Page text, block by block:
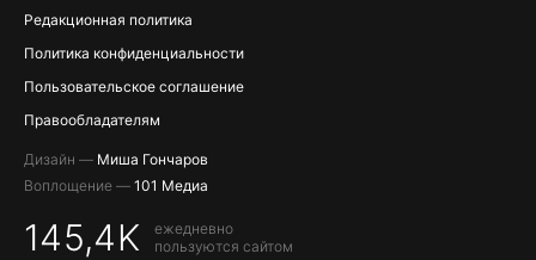
Редакционная политика
Политика конфиденциальности
Пользовательское соглашение
Правообладателям
Дизайн — Миша Гончаров
Воплощение — 101 Медиа
145,4K
ежедневно
пользуются сайтом